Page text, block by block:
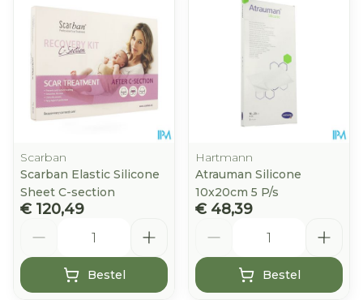
Scarban
Scarban Elastic Silicone
Sheet C-section
€ 120,49
Bestel
Hartmann
Atrauman Silicone
10x20cm 5 P/s
€ 48,39
Bestel